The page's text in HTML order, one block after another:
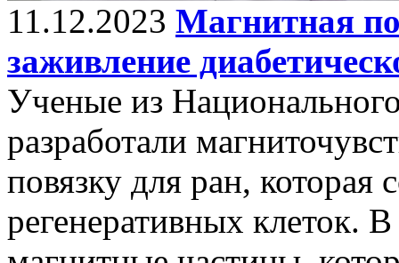
11.12.2023 Магнитная
заживление
Ученые из
разработали
повязку для ран, которая
регенеративных клеток.